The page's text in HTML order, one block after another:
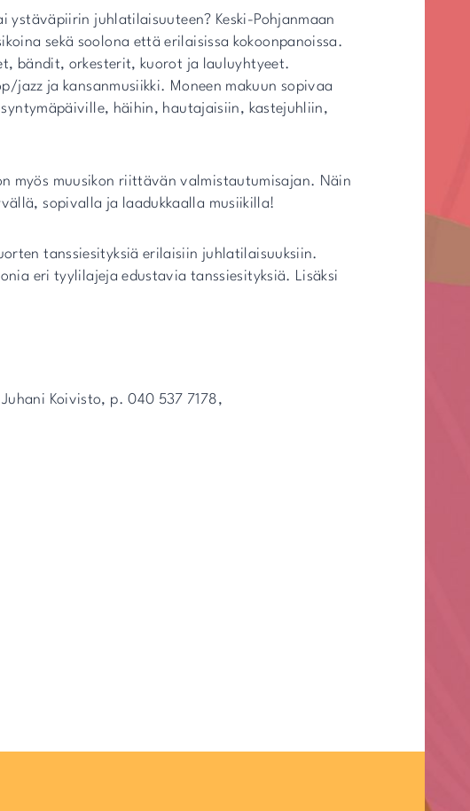
ystäväpiirin juhlatilaisuuteen? Keski-Pohjanmaan
sekä soolona että erilaisissa kokoonpanoissa.
bändit, orkesterit, kuorot ja lauluyhtyeet.
jazz ja kansanmusiikki. Moneen makuun sopivaa
häihin, hautajaisiin, kastejuhliin,
myös muusikon riittävän valmistautumisajan. Näin
sopivalla ja laadukkaalla musiikilla!
tanssiesityksiä erilaisiin juhlatilaisuuksiin.
eri tyylilajeja edustavia tanssiesityksiä. Lisäksi
Koivisto, p. 040 537 7178,